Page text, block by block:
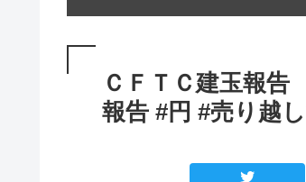
ＣＦＴＣ建玉報
報告 #円 #売り越